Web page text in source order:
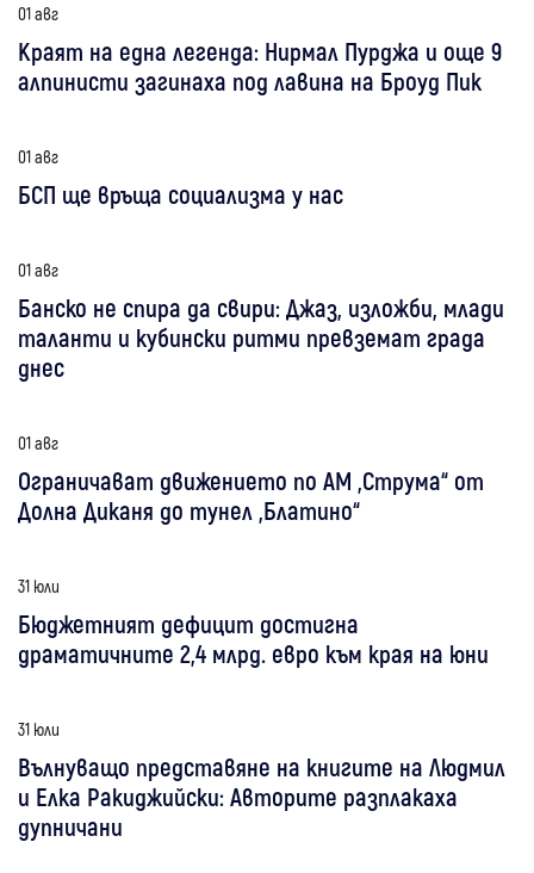
01 авг
Краят на една легенда: Нирмал Пурджа и още 9
алпинисти загинаха под лавина на Броуд Пик
01 авг
БСП ще връща социализма у нас
01 авг
Банско не спира да свири: Джаз, изложби, млади
таланти и кубински ритми превземат града
днес
01 авг
Ограничават движението по АМ „Струма“ от
Долна Диканя до тунел „Блатино“
31 юли
Бюджетният дефицит достигна
драматичните 2,4 млрд. евро към края на юни
31 юли
Вълнуващо представяне на книгите на Людмил
и Елка Ракиджийски: Авторите разплакаха
дупничани